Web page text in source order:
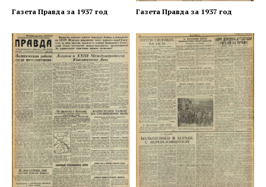
Газета Правда за 1937 год Газета Правда за 1937 год